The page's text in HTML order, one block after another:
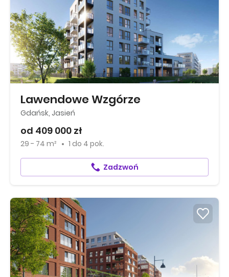
Lawendowe Wzgórze
Gdańsk, Jasień
od 409 000 zł
29 - 74 m² 1 do 4 pok.
Zadzwoń